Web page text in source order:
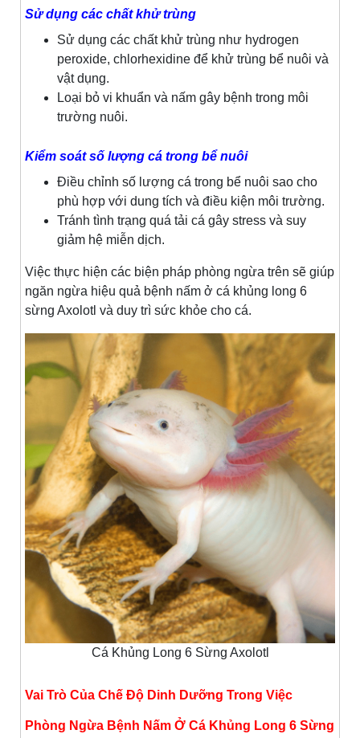
Sử dụng các chất khử trùng
Sử dụng các chất khử trùng như hydrogen
peroxide, chlorhexidine để khử trùng bể nuôi và
vật dụng.
Loại bỏ vi khuẩn và nấm gây bệnh trong môi
trường nuôi.
Kiểm soát số lượng cá trong bể nuôi
Điều chỉnh số lượng cá trong bể nuôi sao cho
phù hợp với dung tích và điều kiện môi trường.
Tránh tình trạng quá tải cá gây stress và suy
giảm hệ miễn dịch.
Việc thực hiện các biện pháp phòng ngừa trên sẽ giúp
ngăn ngừa hiệu quả bệnh nấm ở cá khủng long 6
sừng Axolotl và duy trì sức khỏe cho cá.
Cá Khủng Long 6 Sừng Axolotl
Vai Trò Của Chế Độ Dinh Dưỡng Trong Việc
Phòng Ngừa Bệnh Nấm Ở Cá Khủng Long 6 Sừng